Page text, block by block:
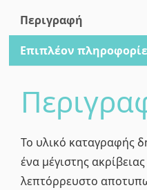
BITE
-
2x50ml
Περιγραφή
Επιπλέον
Το υλικό καταγραφής
ένα μέγιστης
λεπτόρρευστο